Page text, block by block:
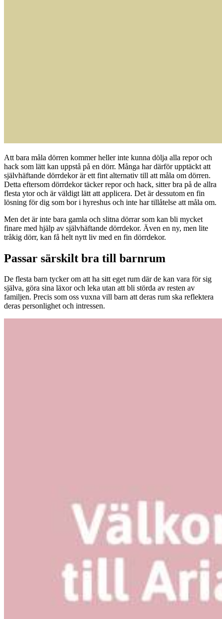
Att bara måla dörren kommer heller inte kunna dölja alla repor och
hack som lätt kan uppstå på en dörr. Många har därför upptäckt att
självhäftande dörrdekor är ett fint alternativ till att måla om dörren.
Detta eftersom dörrdekor täcker repor och hack, sitter bra på de allra
flesta ytor och är väldigt lätt att applicera. Det är dessutom en fin
lösning för dig som bor i hyreshus och inte har tillåtelse att måla om.
Men det är inte bara gamla och slitna dörrar som kan bli mycket
finare med hjälp av självhäftande dörrdekor. Även en ny, men lite
tråkig dörr, kan få helt nytt liv med en fin dörrdekor.
Passar särskilt bra till barnrum
De flesta barn tycker om att ha sitt eget rum där de kan vara för sig
själva, göra sina läxor och leka utan att bli störda av resten av
familjen. Precis som oss vuxna vill barn att deras rum ska reflektera
deras personlighet och intressen.